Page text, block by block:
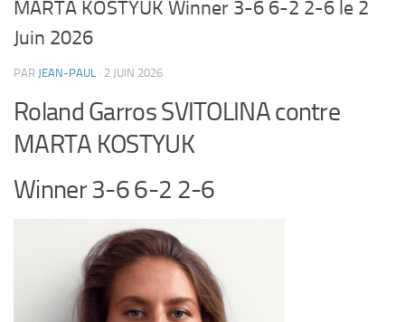
MARTA KOSTYUK Winner 3-6 6-2 2-6 le 2
Juin 2026
PAR JEAN-PAUL · 2 JUIN 2026
Roland Garros SVITOLINA contre
MARTA KOSTYUK
Winner 3-6 6-2 2-6